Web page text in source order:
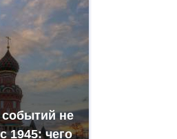
событий не
1945: чего